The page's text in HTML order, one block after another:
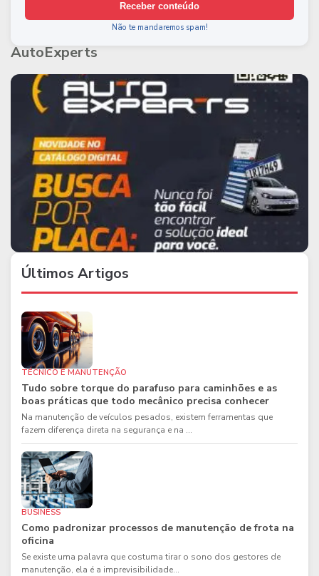
Receber conteúdo
Não te mandaremos spam!
AutoExperts
Últimos Artigos
TÉCNICO E MANUTENÇÃO
Tudo sobre torque do parafuso para caminhões e as
boas práticas que todo mecânico precisa conhecer
Na manutenção de veículos pesados, existem ferramentas que
fazem diferença direta na segurança e na ...
BUSINESS
Como padronizar processos de manutenção de frota na
oficina
Se existe uma palavra que costuma tirar o sono dos gestores de
manutenção, ela é a imprevisibilidade...